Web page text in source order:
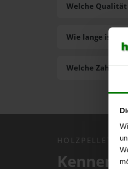
Welche
Welche
Wie lange ist
Kennen